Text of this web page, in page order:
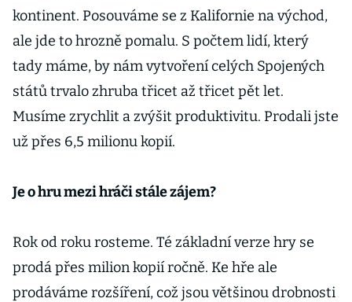
kontinent. Posouváme se z Kalifornie na východ,
ale jde to hrozně pomalu. S počtem lidí, který
tady máme, by nám vytvoření celých Spojených
států trvalo zhruba třicet až třicet pět let.
Musíme zrychlit a zvýšit produktivitu. Prodali jste
už přes 6,5 milionu kopií.
Je o hru mezi hráči stále zájem?
Rok od roku rosteme. Té základní verze hry se
prodá přes milion kopií ročně. Ke hře ale
prodáváme rozšíření, což jsou většinou drobnosti